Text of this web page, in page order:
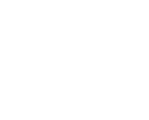
"recuperar la normalidad" y la
El reportaje en The New
Paco de la Torre: "Transformó
La Guardia Civil cancela los
de Ceuta y Melilla ante el